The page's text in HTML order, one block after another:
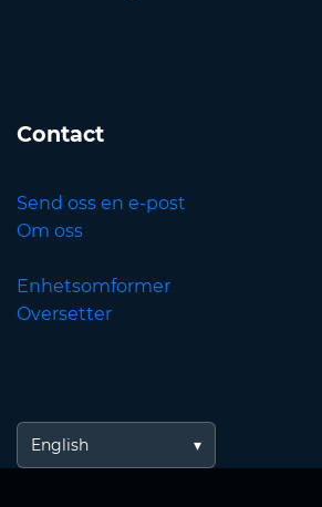
Contact
Send oss en e-post
Om oss
Enhetsomformer
Oversetter
English